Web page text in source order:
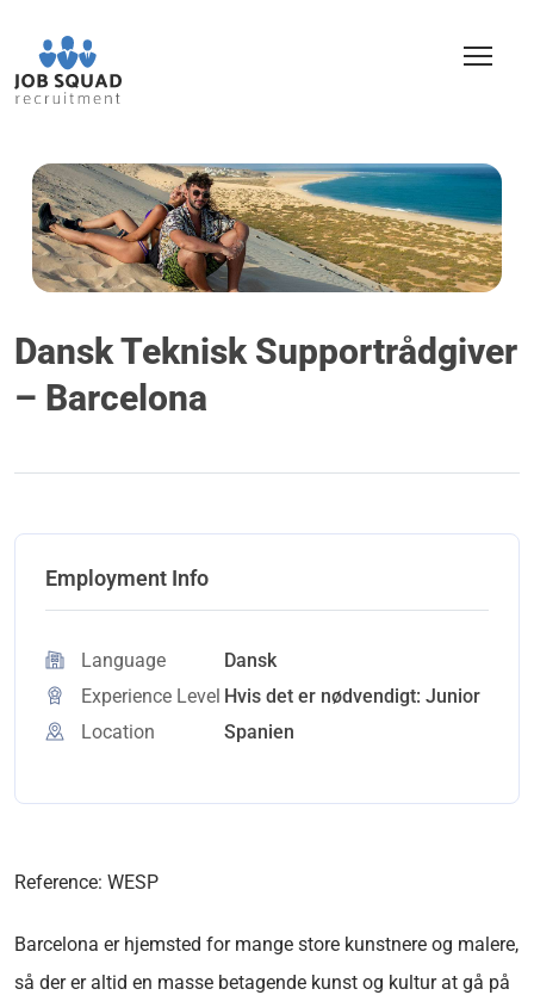
Dansk Teknisk Supportrådgiver
– Barcelona
Employment Info
Language
Dansk
Experience Level Hvis det er nødvendigt: Junior
Location
Spanien
Reference: WESP
Barcelona er hjemsted for mange store kunstnere og malere,
så der er altid en masse betagende kunst og kultur at gå på